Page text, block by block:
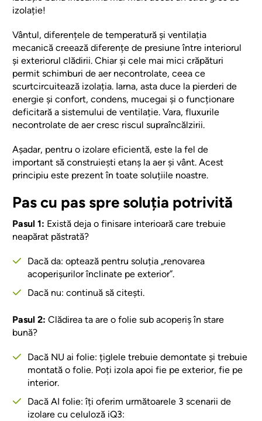
izolație!
Vântul, diferențele de temperatură și ventilația
mecanică creează diferențe de presiune între interiorul
și exteriorul clădirii. Chiar și cele mai mici crăpături
permit schimburi de aer necontrolate, ceea ce
scurtcircuitează izolația. Iarna, asta duce la pierderi de
energie și confort, condens, mucegai și o funcționare
deficitară a sistemului de ventilație. Vara, fluxurile
necontrolate de aer cresc riscul supraîncălzirii.
Așadar, pentru o izolare eficientă, este la fel de
important să construiești etanș la aer și vânt. Acest
principiu este prezent în toate soluțiile noastre.
Pas cu pas spre soluția potrivită
Pasul 1: Există deja o finisare interioară care trebuie
neapărat păstrată?
Dacă da: optează pentru soluția „renovarea
acoperișurilor înclinate pe exterior”.
Dacă nu: continuă să citești.
Pasul 2: Clădirea ta are o folie sub acoperiș în stare
bună?
Dacă NU ai folie: țiglele trebuie demontate și trebuie
montată o folie. Poți izola apoi fie pe exterior, fie pe
interior.
Dacă AI folie: îți oferim următoarele 3 scenarii de
izolare cu celuloză iQ3: